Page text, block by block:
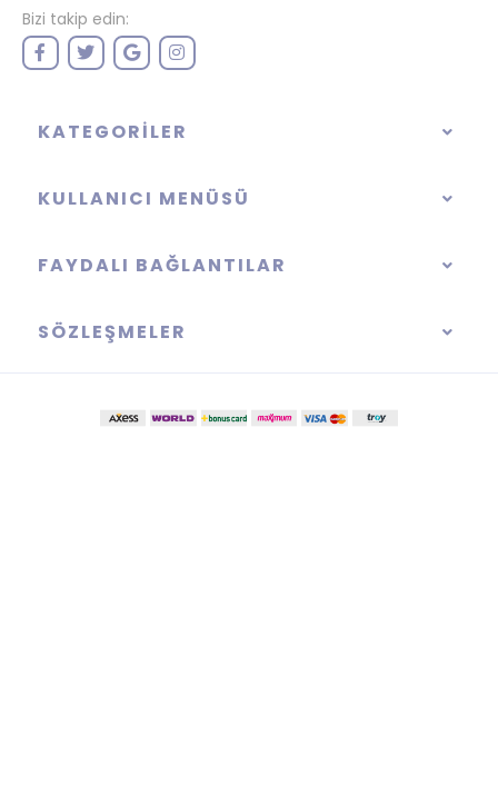
Bizi takip edin:
KATEGORILER
KULLANICI MENÜSÜ
FAYDALI BAĞLANTILAR
SÖZLEŞMELER